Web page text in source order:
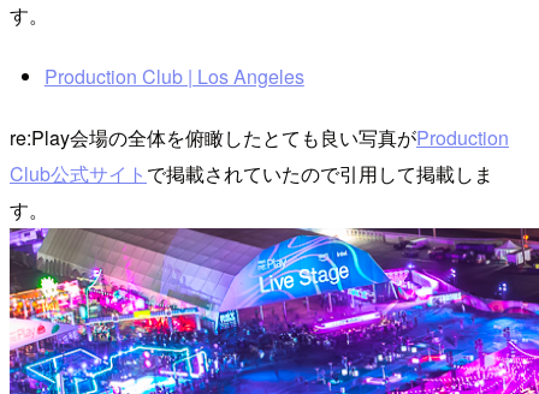
す。
Production Club | Los Angeles
re:Play会場の全体を俯瞰したとても良い写真がProduction
Club公式サイト で掲載されていたので引用して掲載しま
す。